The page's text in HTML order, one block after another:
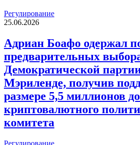
Регулирование
25.06.2026
Адриан Боафо одержал
предварительных
Демократической
Мэриленде, получив
размере 5,5 миллионов
криптовалютного
комитета
Регулирование